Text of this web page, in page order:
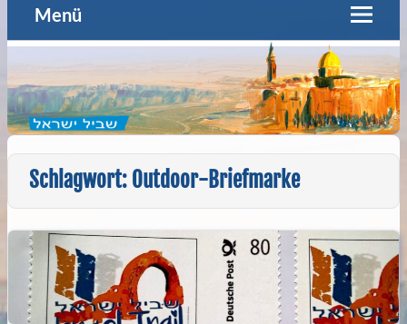
Menü
Schlagwort: Outdoor-Briefmarke